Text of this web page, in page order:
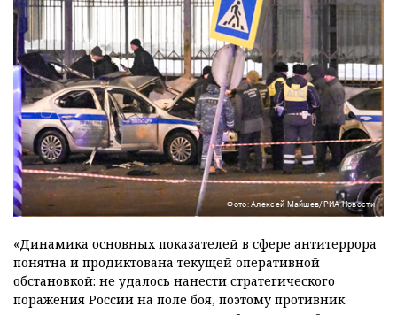
Фото: Алексей Майшев/РИА Новости
«Динамика основных показателей в сфере антитеррора
понятна и продиктована текущей оперативной
обстановкой: не удалось нанести стратегического
поражения России на поле боя, поэтому противник